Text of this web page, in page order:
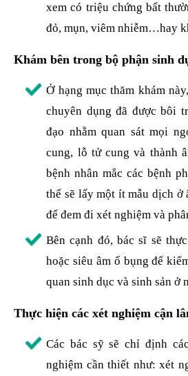
xem có triệu chứng bất
đỏ, mụn, viêm nhiễm…hay
Khám bên trong bộ phận sinh
Ở hạng mục thăm khám
chuyên dụng đã được bôi
đạo nhằm quan sát mọi
cung, lỗ tử cung và thành
bệnh nhân mắc các bệnh
thể sẽ lấy một ít mẫu dịch ở
để đem đi xét nghiệm và
Bên cạnh đó, bác sĩ sẽ
hoặc siêu âm ổ bụng để
quan sinh dục và sinh sản ở
Thực hiện các xét nghiệm cận
Các bác sỹ sẽ chỉ định
nghiệm cần thiết như: xét